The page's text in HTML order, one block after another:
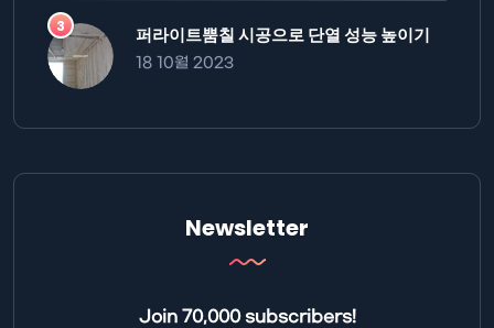
퍼라이트뿜칠 시공으로 단열 성능 높이기
18 10월 2023
Newsletter
Join 70,000 subscribers!